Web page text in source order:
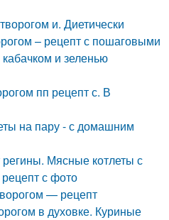
и. Диетически
– рецепт с пошаговыми
и зеленью
пп рецепт с. В
на пару - с домашним
регины. Мясные котлеты с
с фото
— рецепт
в духовке. Куриные